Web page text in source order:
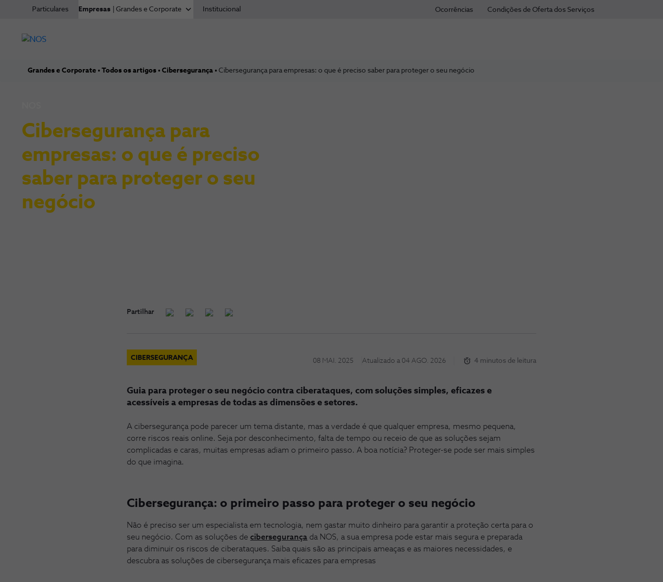
Particulares Empresas | Grandes e Corporate Institucional Ocorrências Condições de Oferta dos Serviços
Grandes e Corporate Todos os artigos Cibersegurança Cibersegurança para empresas: o que é preciso saber para proteger o seu negócio
Cibersegurança para
empresas: o que é preciso
saber para proteger o seu
negócio
Partilhar
CIBERSEGURANÇA 08 MAI. 2025 Atualizado a 04 AGO. 2026 4 minutos de leitura
Guia para proteger o seu negócio contra ciberataques, com soluções simples, eficazes e
acessíveis a empresas de todas as dimensões e setores.
A cibersegurança pode parecer um tema distante, mas a verdade é que qualquer empresa, mesmo pequena,
corre riscos reais online. Seja por desconhecimento, falta de tempo ou receio de que as soluções sejam
complicadas e caras, muitas empresas adiam o primeiro passo. A boa notícia? Proteger-se pode ser mais simples
do que imagina.
Cibersegurança: o primeiro passo para proteger o seu negócio
Não é preciso ser um especialista em tecnologia, nem gastar muito dinheiro para garantir a proteção certa para o
seu negócio. Com as soluções decibersegurança da NOS, a sua empresa pode estar mais segura e preparada
para diminuir os riscos de ciberataques. Saiba quais são as principais ameaças e as maiores necessidades, e
descubra as soluções de cibersegurança mais eficazes para empresas